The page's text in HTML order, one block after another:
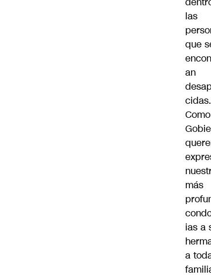
las
que
an
cidas.
Como
más
ias a
a